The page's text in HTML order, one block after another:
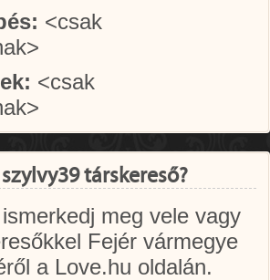
<csak
<csak
társkereső?
meg vele vagy
Fejér vármegye
a Love.hu oldalán.